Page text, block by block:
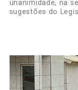
unanimidade, na
sugestões do